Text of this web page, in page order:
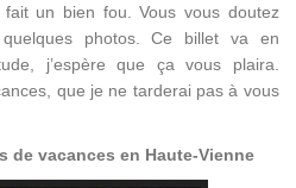
un bien fou. Vous vous doutez
photos. Ce billet va en
j’espère que ça vous plaira.
que je ne tarderai pas à vous
de vacances en Haute-Vienne